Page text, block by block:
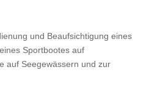
und Beaufsichtigung eines
Sportbootes auf
auf Seegewässern und zur